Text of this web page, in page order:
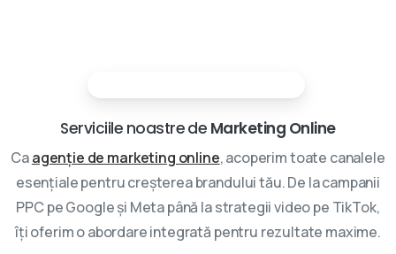
Serviciile noastre de Marketing Online
Caagenție de marketing online, acoperim toate canalele
esențiale pentru creșterea brandului tău. De la campanii
PPC pe Google și Meta până la strategii video pe TikTok,
îți oferim o abordare integrată pentru rezultate maxime.